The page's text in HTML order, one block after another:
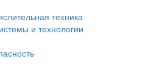
техника
и технологии